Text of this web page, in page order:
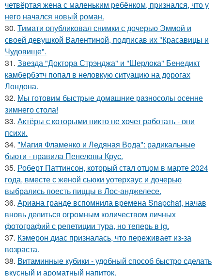
четвёртая жена с маленьким ребёнком, признался, что у
него начался новый роман.
30. Тимати опубликовал снимки с дочерью Эммой и
своей девушкой Валентиной, подписав их "Красавицы и
Чудовище".
31. Звезда "Доктора Стрэнджа" и "Шерлока" Бенедикт
камбербэтч попал в неловкую ситуацию на дорогах
Лондона.
32. Мы готовим быстрые домашние разносолы осенне
зимнего стола!
33. Актёры с которыми никто не хочет работать - они
психи.
34. "Магия Фламенко и Ледяная Вода": радикальные
бьюти - правила Пенелопы Крус.
35. Роберт Паттинсон, который стал отцом в марте 2024
года, вместе с женой сьюки уотерхаус и дочерью
выбрались поесть пиццы в Лос-анджелесе.
36. Ариана гранде вспомнила времена Snapchat, начав
вновь делиться огромным количеством личных
фотографий с репетиции тура, но теперь в ig.
37. Кэмерон диас призналась, что переживает из-за
возраста.
38. Витаминные кубики - удобный способ быстро сделать
вкусный и ароматный напиток.